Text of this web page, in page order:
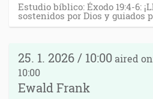
Estudio bíblico: Éxodo 19:4-6:
sostenidos por Dios y guiados
25. 1. 2026 / 10:00 aired
10:00
Ewald Frank